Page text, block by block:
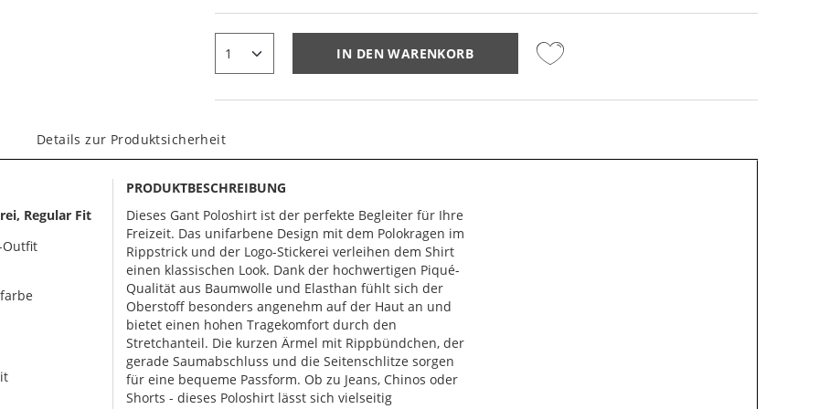
IN DEN WARENKORB
Details zur Produktsicherheit
Regular Fit
Outfit
PRODUKTBESCHREIBUNG
Dieses Gant Poloshirt ist der perfekte Begleiter für Ihre
Freizeit. Das unifarbene Design mit dem Polokragen im
Rippstrick und der Logo-Stickerei verleihen dem Shirt
einen klassischen Look. Dank der hochwertigen Piqué-
Qualität aus Baumwolle und Elasthan fühlt sich der
Oberstoff besonders angenehm auf der Haut an und
bietet einen hohen Tragekomfort durch den
Stretchanteil. Die kurzen Ärmel mit Rippbündchen, der
gerade Saumabschluss und die Seitenschlitze sorgen
für eine bequeme Passform. Ob zu Jeans, Chinos oder
Shorts - dieses Poloshirt lässt sich vielseitig